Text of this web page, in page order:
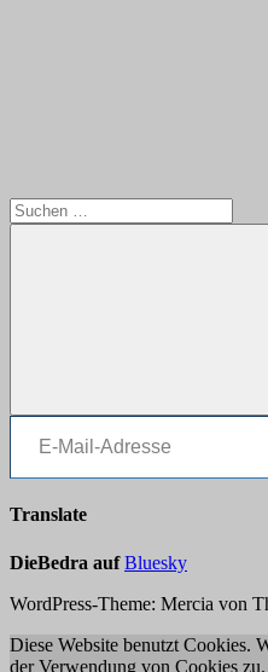
Suchen
nach:
Suchen
E-Mail-Adresse
Translate
DieBedra auf Bluesky
WordPress-Theme: Mercia von
Diese Website benutzt Cookies.
der Verwendung von Cookies